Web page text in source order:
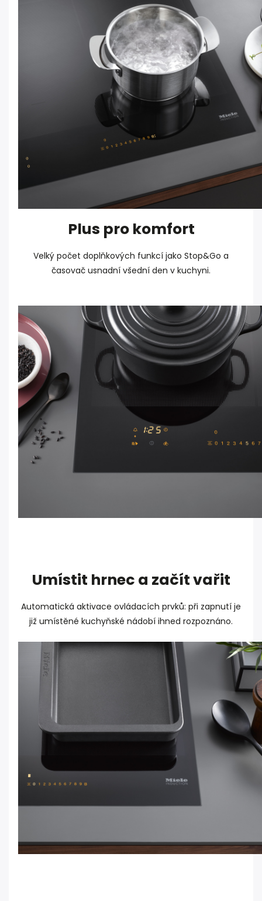
Plus pro komfort
Velký počet doplňkových funkcí jako Stop&Go a
časovač usnadní všední den v kuchyni.
Umístit hrnec a začít vařit
Automatická aktivace ovládacích prvků: při zapnutí je
již umístěné kuchyňské nádobí ihned rozpoznáno.